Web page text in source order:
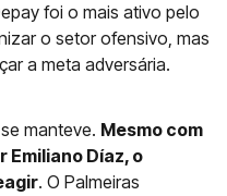
foi o mais ativo pelo
o setor ofensivo, mas
a meta adversária.
manteve. Mesmo com
Díaz, o
. O Palmeiras